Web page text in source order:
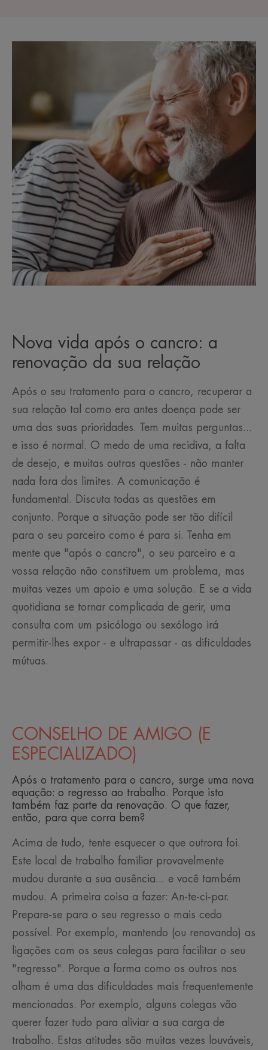
Nova vida após o cancro: a
renovação da sua relação
Após o seu tratamento para o cancro, recuperar a
sua relação tal como era antes doença pode ser
uma das suas prioridades. Tem muitas perguntas...
e isso é normal. O medo de uma recidiva, a falta
de desejo, e muitas outras questões - não manter
nada fora dos limites. A comunicação é
fundamental. Discuta todas as questões em
conjunto. Porque a situação pode ser tão difícil
para o seu parceiro como é para si. Tenha em
mente que "após o cancro", o seu parceiro e a
vossa relação não constituem um problema, mas
muitas vezes um apoio e uma solução. E se a vida
quotidiana se tornar complicada de gerir, uma
consulta com um psicólogo ou sexólogo irá
permitir-lhes expor - e ultrapassar - as dificuldades
mútuas.
CONSELHO DE AMIGO (E
ESPECIALIZADO)
Após o tratamento para o cancro, surge uma nova
equação: o regresso ao trabalho. Porque isto
também faz parte da renovação. O que fazer,
então, para que corra bem?
Acima de tudo, tente esquecer o que outrora foi.
Este local de trabalho familiar provavelmente
mudou durante a sua ausência... e você também
mudou. A primeira coisa a fazer: An-te-ci-par.
Prepare-se para o seu regresso o mais cedo
possível. Por exemplo, mantendo (ou renovando) as
ligações com os seus colegas para facilitar o seu
"regresso". Porque a forma como os outros nos
olham é uma das dificuldades mais frequentemente
mencionadas. Por exemplo, alguns colegas vão
querer fazer tudo para aliviar a sua carga de
trabalho. Estas atitudes são muitas vezes louváveis,